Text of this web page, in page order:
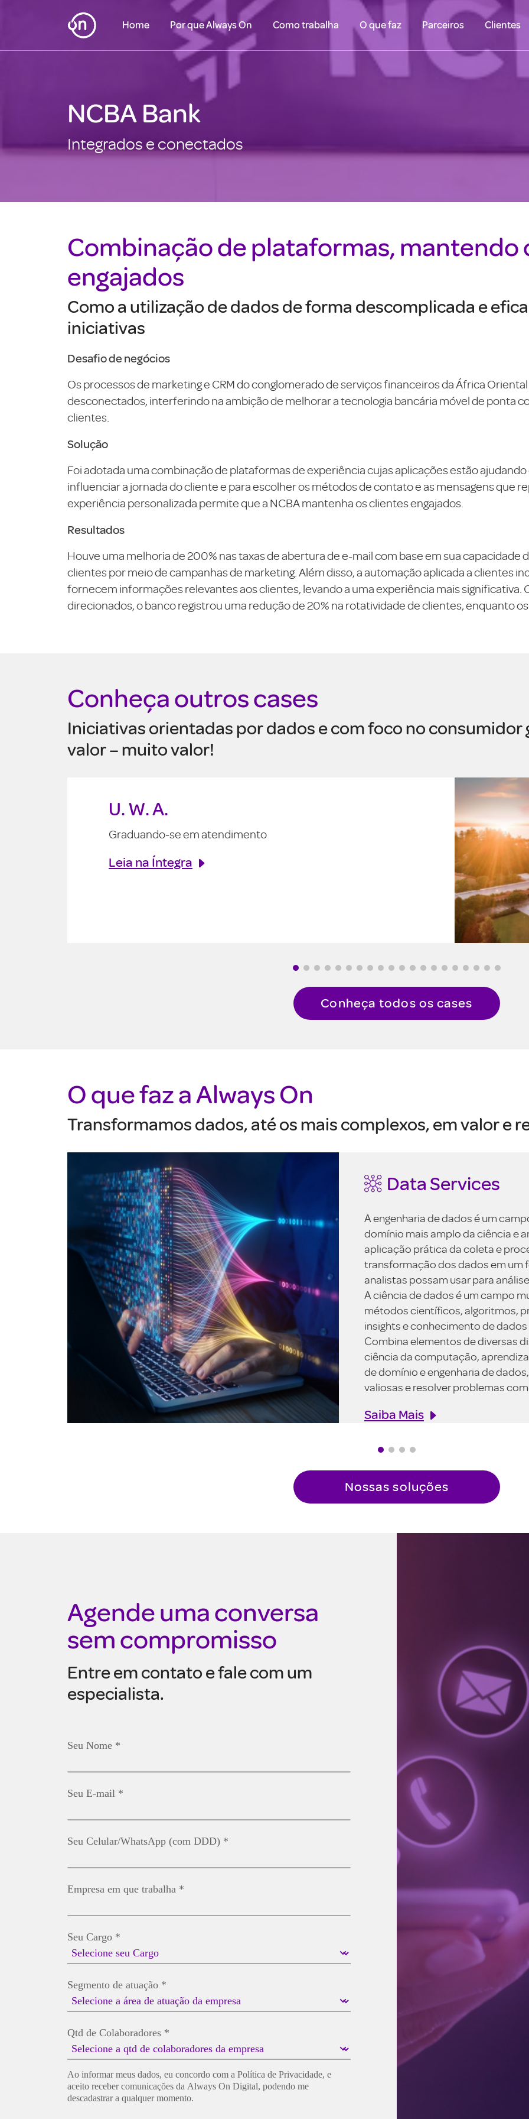
Home Por que Always On Como trabalha O que faz Parceiros Clientes
NCBA Bank
Integrados e conectados
Combinação de plataformas, mantendo
engajados
Como a utilização de dados de forma descomplicada e
iniciativas
Desafio de negócios
Os processos de marketing e CRM do conglomerado de serviços financeiros da África
desconectados, interferindo na ambição de melhorar a tecnologia bancária móvel de ponta
clientes.
Solução
Foi adotada uma combinação de plataformas de experiência cujas aplicações estão
influenciar a jornada do cliente e para escolher os métodos de contato e as mensagens que
experiência personalizada permite que a NCBA mantenha os clientes engajados.
Resultados
Houve uma melhoria de 200% nas taxas de abertura de e-mail com base em sua capacidade
clientes por meio de campanhas de marketing. Além disso, a automação aplicada a clientes
fornecem informações relevantes aos clientes, levando a uma experiência mais
direcionados, o banco registrou uma redução de 20% na rotatividade de clientes, enquanto
Conheça outros cases
Iniciativas orientadas por dados e com foco no consumidor
valor – muito valor!
Mack Trucks
Acelerando a ousadia
Leia na Íntegra
Conheça todos os cases
O que faz a Always On
Transformamos dados, até os mais complexos, em valor e
Data Services
A engenharia de dados é um
domínio mais amplo da ciência e
aplicação prática da coleta e
transformação dos dados em um
analistas possam usar para
A ciência de dados é um campo
métodos científicos, algoritmos,
insights e conhecimento de
Combina elementos de diversas
ciência da computação,
de domínio e engenharia de
valiosas e resolver problemas
Saiba Mais
Nossas soluções
Agende uma conversa
sem compromisso
Entre em contato e fale com um
especialista.